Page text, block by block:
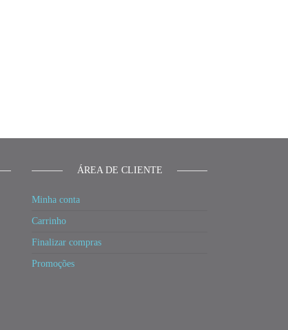
ÁREA DE CLIENTE
Minha conta
Carrinho
Finalizar compras
Promoções